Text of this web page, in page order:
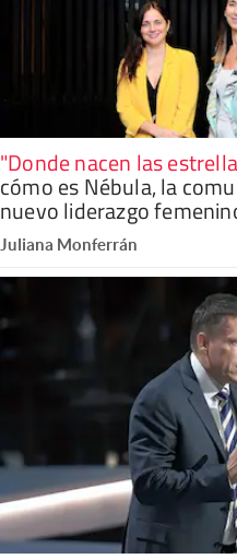
"Donde nacen las
cómo es Nébula, la
nuevo liderazgo
Juliana Monferrán